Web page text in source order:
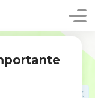
le second,
Challoum.